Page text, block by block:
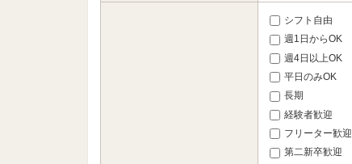
シフト自由
週1日からOK
週4日以上OK
平日のみOK
長期
経験者歓迎
フリーター歓迎
第二新卒歓迎